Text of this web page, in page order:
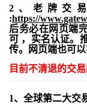
2、老牌交
:https://
后务必在网页端
可 ，实名认证。
传。网页端也可以
目前不清退的交易
1、全球第二大交